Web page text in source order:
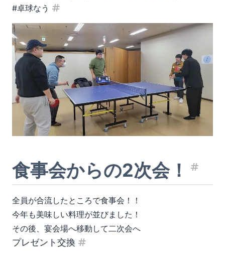
#卓球なう
見出し「#卓球なう」
食事会からの2次会！
見
全員が合流したところで食事会！！
今年も美味しい料理が並びました！
その後、宴会場へ移動して二次会へ
プレゼント交換